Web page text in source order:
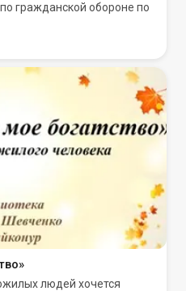
гражданской обороне по
людей хочется